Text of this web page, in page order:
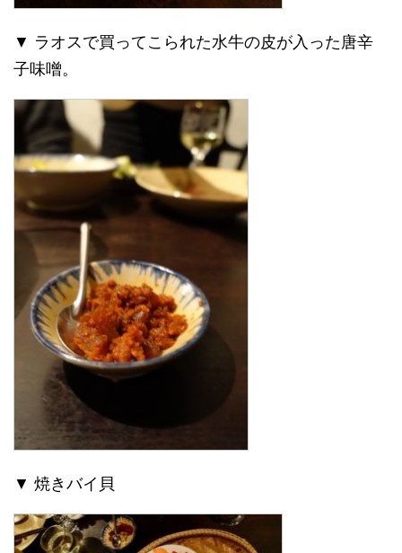
▼ ラオスで買ってこられた水牛の皮が入った唐辛
子味噌。
▼ 焼きバイ貝